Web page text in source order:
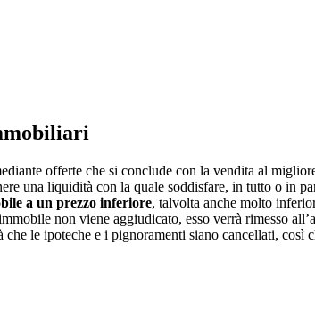
offerte che si conclude con la vendita al
una liquidità con la quale soddisfare, in tutto o in
a un prezzo inferiore, talvolta anche molto
non viene aggiudicato, esso verrà rimesso
le ipoteche e i pignoramenti siano cancellati, così